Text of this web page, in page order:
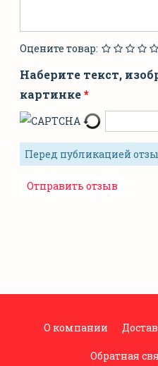
Оцените товар:
Наберите текст,
картинке
Перед публикацией
О компании
Обратная